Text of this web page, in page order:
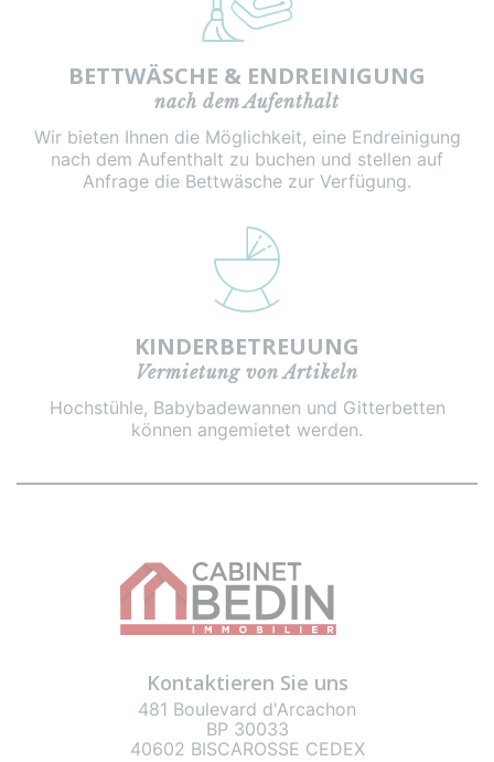
BETTWÄSCHE & ENDREINIGUNG
nach dem Aufenthalt
Wir bieten Ihnen die Möglichkeit, eine Endreinigung
nach dem Aufenthalt zu buchen und stellen auf
Anfrage die Bettwäsche zur Verfügung.
KINDERBETREUUNG
Vermietung von Artikeln
Hochstühle, Babybadewannen und Gitterbetten
können angemietet werden.
Kontaktieren Sie uns
481 Boulevard d'Arcachon
BP 30033
40602 BISCAROSSE CEDEX